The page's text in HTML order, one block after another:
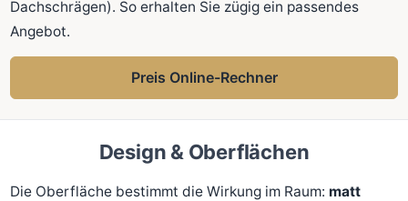
Dachschrägen). So erhalten Sie zügig ein passendes
Angebot.
Preis Online-Rechner
Design & Oberflächen
Die Oberfläche bestimmt die Wirkung im Raum: matt